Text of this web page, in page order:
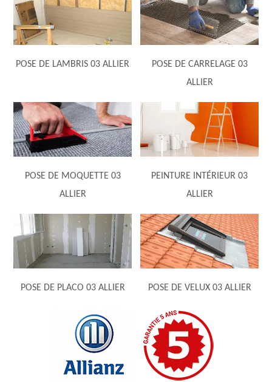
POSE DE LAMBRIS 03 ALLIER
POSE DE CARRELAGE 03
ALLIER
POSE DE MOQUETTE 03
ALLIER
PEINTURE INTÉRIEUR 03
ALLIER
POSE DE PLACO 03 ALLIER POSE DE VELUX 03 ALLIER